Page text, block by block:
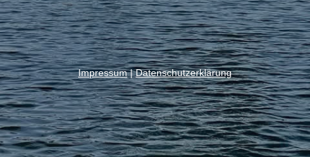
Impressum|Datenschutzerklärung